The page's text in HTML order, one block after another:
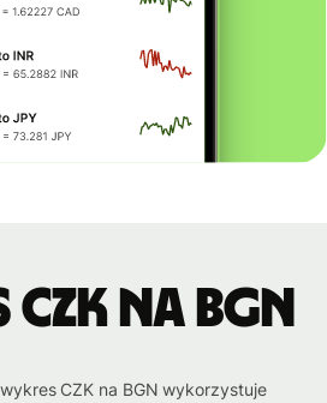
na BGN
CZK na BGN wykorzystuje